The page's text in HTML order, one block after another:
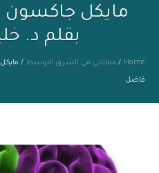
مايكل جاكسون
بقلم د.
Home
/ مقالاتي في الشرق الاوسط /
فاضل